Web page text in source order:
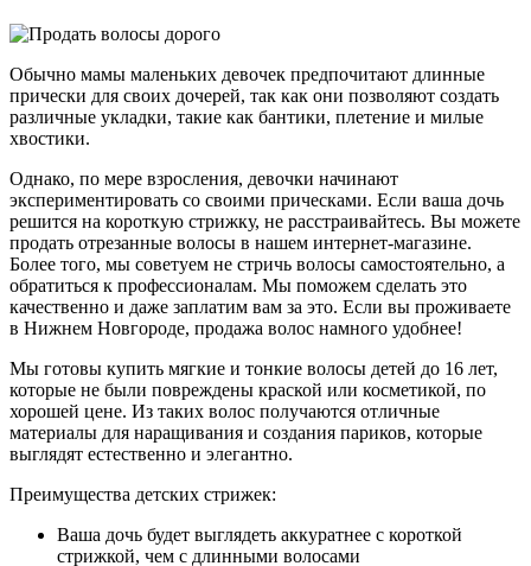
Обычно мамы маленьких девочек предпочитают длинные
прически для своих дочерей, так как они позволяют создать
различные укладки, такие как бантики, плетение и милые
хвостики.
Однако, по мере взросления, девочки начинают
экспериментировать со своими прическами. Если ваша дочь
решится на короткую стрижку, не расстраивайтесь. Вы можете
продать отрезанные волосы в нашем интернет-магазине.
Более того, мы советуем не стричь волосы самостоятельно, а
обратиться к профессионалам. Мы поможем сделать это
качественно и даже заплатим вам за это. Если вы проживаете
в Нижнем Новгороде, продажа волос намного удобнее!
Мы готовы купить мягкие и тонкие волосы детей до 16 лет,
которые не были повреждены краской или косметикой, по
хорошей цене. Из таких волос получаются отличные
материалы для наращивания и создания париков, которые
выглядят естественно и элегантно.
Преимущества детских стрижек:
Ваша дочь будет выглядеть аккуратнее с короткой
стрижкой, чем с длинными волосами